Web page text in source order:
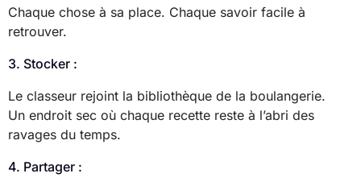
Chaque chose à sa place. Chaque savoir facile à
retrouver.
3. Stocker :
Le classeur rejoint la bibliothèque de la boulangerie.
Un endroit sec où chaque recette reste à l’abri des
ravages du temps.
4. Partager :